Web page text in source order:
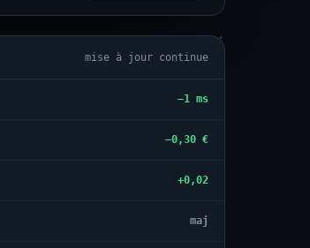
mise à jour continue
−1 ms
−0,30 €
+0,02
maj